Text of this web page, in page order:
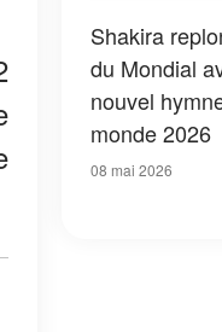
Shakira
du Mondial
nouvel
monde 2026
08 mai 2026